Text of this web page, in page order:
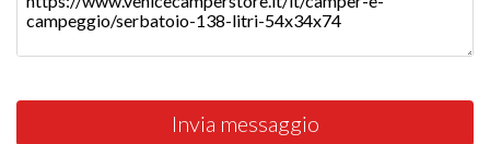
Invia messaggio